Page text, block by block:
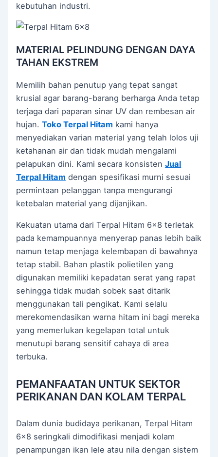
kebutuhan industri.
MATERIAL PELINDUNG DENGAN DAYA
TAHAN EKSTREM
Memilih bahan penutup yang tepat sangat
krusial agar barang-barang berharga Anda tetap
terjaga dari paparan sinar UV dan rembesan air
hujan.Toko Terpal Hitam kami hanya
menyediakan varian material yang telah lolos uji
ketahanan air dan tidak mudah mengalami
pelapukan dini. Kami secara konsistenJual
Terpal Hitam dengan spesifikasi murni sesuai
permintaan pelanggan tanpa mengurangi
ketebalan material yang dijanjikan.
Kekuatan utama dari Terpal Hitam 6×8 terletak
pada kemampuannya menyerap panas lebih baik
namun tetap menjaga kelembapan di bawahnya
tetap stabil. Bahan plastik polietilen yang
digunakan memiliki kepadatan serat yang rapat
sehingga tidak mudah sobek saat ditarik
menggunakan tali pengikat. Kami selalu
merekomendasikan warna hitam ini bagi mereka
yang memerlukan kegelapan total untuk
menutupi barang sensitif cahaya di area
terbuka.
PEMANFAATAN UNTUK SEKTOR
PERIKANAN DAN KOLAM TERPAL
Dalam dunia budidaya perikanan, Terpal Hitam
6×8 seringkali dimodifikasi menjadi kolam
penampungan ikan lele atau nila dengan sistem